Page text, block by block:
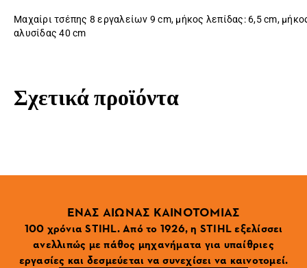
Μαχαίρι τσέπης 8 εργαλείων 9 cm, μήκος λεπίδας: 6,5 cm,
αλυσίδας 40 cm
Σχετικά προϊόντα
ΕΝΑΣ ΑΙΩΝΑΣ ΚΑΙΝΟΤΟΜΙΑΣ
100 χρόνια STIHL. Από το 1926, η STIHL εξελίσσει
ανελλιπώς με πάθος μηχανήματα για υπαίθριες
εργασίες και δεσμεύεται να συνεχίσει να καινοτομεί.